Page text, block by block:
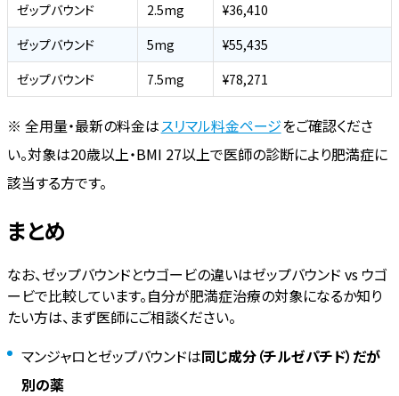
ゼップバウンド
2.5mg
¥36,410
ゼップバウンド
5mg
¥55,435
ゼップバウンド
7.5mg ¥78,271
※ 全用量・最新の料金はスリマル料金ページをご確認くださ
い。対象は20歳以上・BMI 27以上で医師の診断により肥満症に
該当する方です。
まとめ
なお、ゼップバウンドとウゴービの違いはゼップバウンド vs ウゴ
ービで比較しています。自分が肥満症治療の対象になるか知り
たい方は、まず医師にご相談ください。
マンジャロとゼップバウンドは同じ成分（チルゼパチド）だが
別の薬